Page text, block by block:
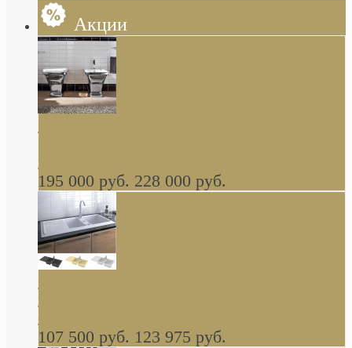
Акции
Butterfly Scarabeo КОМПЛЕКТ санфаянса
глянцевая платина В НАЛИЧИИ
195 000 руб. 228 000 руб.
керамическая мойка 1160 x 510 мм белая,
серая, черная, бежевая В НАЛИЧИИ
107 500 руб. 123 975 руб.